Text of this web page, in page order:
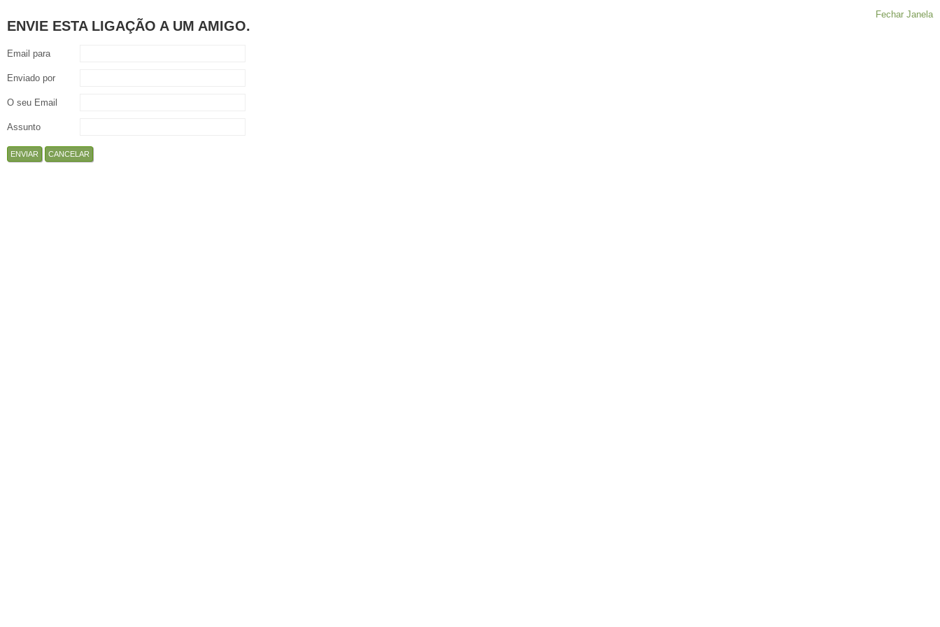
ENVIE ESTA LIGAÇÃO A UM AMIGO.
Fechar Janela
Email para
Enviado por
O seu Email
Assunto
ENVIAR CANCELAR